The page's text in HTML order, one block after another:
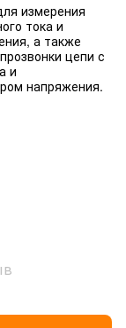
измерения
тока и
а также
цепи с
и
напряжения.